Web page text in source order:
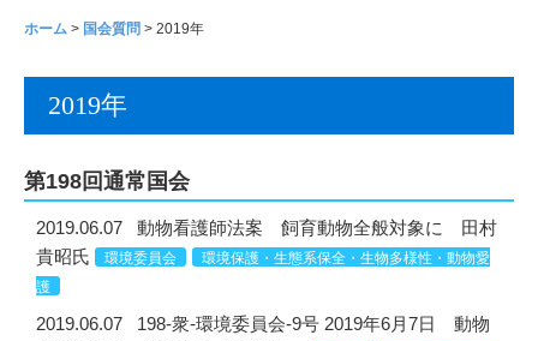
ホーム > 国会質問 > 2019年
2019年
第198回通常国会
2019.06.07
動物看護師法案 飼育動物全般対象に 田村
貴昭氏
環境委員会
環境保護・生態系保全・生物多様性・動物愛
護
2019.06.07
198-衆-環境委員会-9号 2019年6月7日 動物